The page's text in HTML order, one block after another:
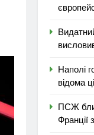
Наполі
відома
ПСЖ
Франції